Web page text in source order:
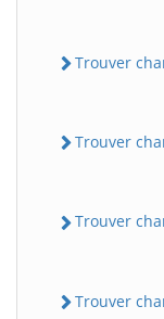
Trouver
Trouver
Trouver
Trouver